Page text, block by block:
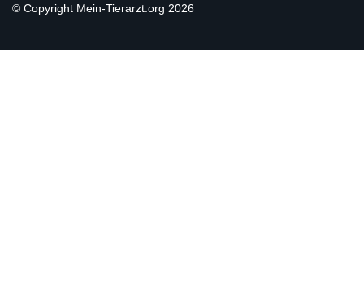
© Copyright Mein-Tierarzt.org 2026